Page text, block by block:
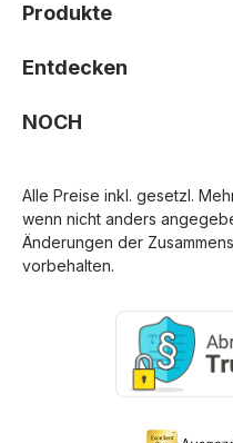
Produkte
Entdecken
NOCH
Alle Preise inkl. gesetzl.
wenn nicht anders
Änderungen der
vorbehalten.